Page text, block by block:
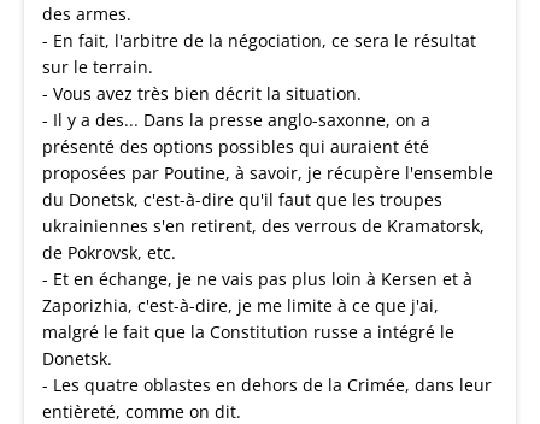
des armes.
- En fait, l'arbitre de la négociation, ce sera le résultat
sur le terrain.
- Vous avez très bien décrit la situation.
- Il y a des... Dans la presse anglo-saxonne, on a
présenté des options possibles qui auraient été
proposées par Poutine, à savoir, je récupère l'ensemble
du Donetsk, c'est-à-dire qu'il faut que les troupes
ukrainiennes s'en retirent, des verrous de Kramatorsk,
de Pokrovsk, etc.
- Et en échange, je ne vais pas plus loin à Kersen et à
Zaporizhia, c'est-à-dire, je me limite à ce que j'ai,
malgré le fait que la Constitution russe a intégré le
Donetsk.
- Les quatre oblastes en dehors de la Crimée, dans leur
entièreté, comme on dit.